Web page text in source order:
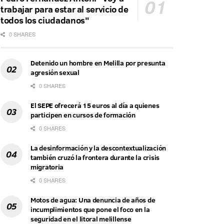
trabajar para estar al servicio de
todos los ciudadanos"
0 SHARES
Detenido un hombre en Melilla por presunta
agresión sexual
0 SHARES
El SEPE ofrecerá 15 euros al día a quienes
participen en cursos de formación
0 SHARES
La desinformación y la descontextualización
también cruzó la frontera durante la crisis
migratoria
0 SHARES
Motos de agua: Una denuncia de años de
incumplimientos que pone el foco en la
seguridad en el litoral melillense